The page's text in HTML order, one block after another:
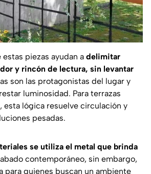
piezas ayudan a delimitar
y rincón de lectura, sin levantar
son las protagonistas del lugar y
luminosidad. Para terrazas
esta lógica resuelve circulación y
pesadas.
se utiliza el metal que brinda
contemporáneo, sin embargo,
para quienes buscan un ambiente